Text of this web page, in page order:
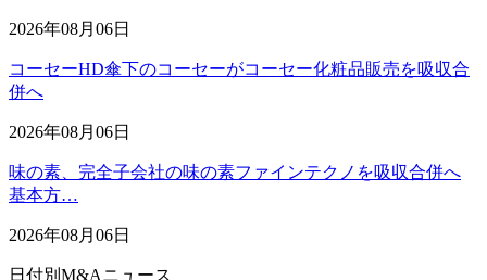
2026年08月06日
コーセーHD傘下のコーセーがコーセー化粧品販売を吸収合
併へ
2026年08月06日
味の素、完全子会社の味の素ファインテクノを吸収合併へ
基本方…
2026年08月06日
日付別M&Aニュース